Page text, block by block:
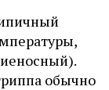
обычно